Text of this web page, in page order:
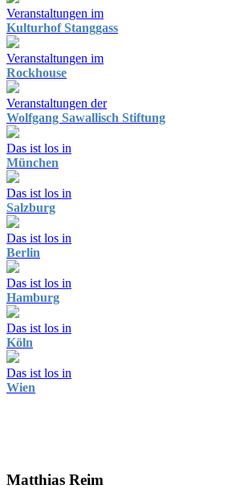
Veranstaltungen im
Kulturhof Stanggass
Veranstaltungen im
Rockhouse
Veranstaltungen der
Wolfgang Sawallisch Stiftung
Das ist los in
München
Das ist los in
Salzburg
Das ist los in
Berlin
Das ist los in
Hamburg
Das ist los in
Köln
Das ist los in
Wien
Matthias Reim